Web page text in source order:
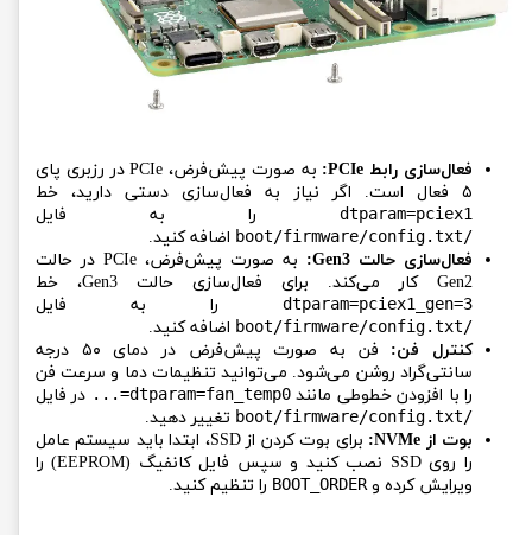
فعال‌سازی رابط PCIe:
به صورت پیش‌فرض، PCIe در رزبری پای
۵ فعال است. اگر نیاز به فعال‌سازی دستی دارید، خط
dtparam=pciex1 را به فایل
/boot/firmware/config.txt
اضافه کنید.
فعال‌سازی حالت Gen3:
به صورت پیش‌فرض، PCIe در حالت
Gen2 کار می‌کند. برای فعال‌سازی حالت Gen3، خط
dtparam=pciex1_gen=3 را به فایل
/boot/firmware/config.txt
اضافه کنید.
کنترل فن:
فن به صورت پیش‌فرض در دمای ۵۰ درجه
سانتی‌گراد روشن می‌شود. می‌توانید تنظیمات دما و سرعت فن
را با افزودن خطوطی مانندdtparam=fan_temp0=... در فایل
/boot/firmware/config.txt
تغییر دهید.
بوت از NVMe:
برای بوت کردن از SSD، ابتدا باید سیستم عامل
را روی SSD نصب کنید و سپس فایل کانفیگ (EEPROM) را
ویرایش کرده وBOOT_ORDER را تنظیم کنید.